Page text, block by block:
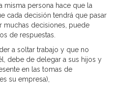
misma persona hace que la
cada decisión tendrá que pasar
muchas decisiones, puede
de respuestas.
a soltar trabajo y que no
debe de delegar a sus hijos y
en las tomas de
su empresa),